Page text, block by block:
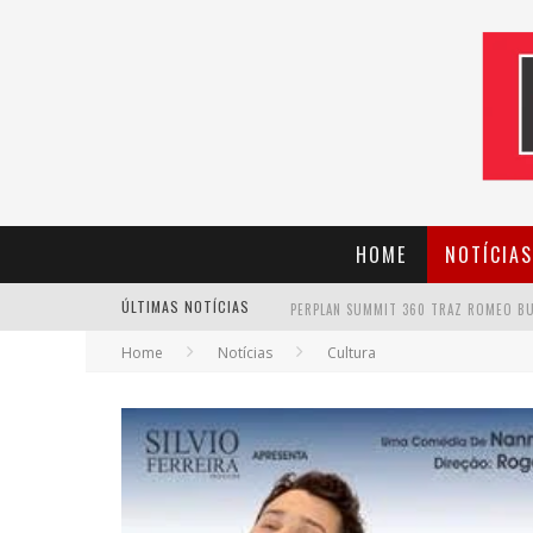
HOME NOTÍCIAS
ÚLTIMAS NOTÍCIAS
CANTOR EVANDRO JR. NA
Home Notícias Cultura